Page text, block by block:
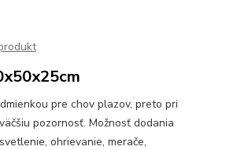
pre chov plazov, preto pri
pozornosť. Možnosť dodania
ohrievanie, merače,